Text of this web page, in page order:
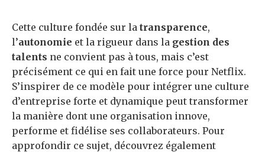
Cette culture fondée sur la transparence,
l’autonomie et la rigueur dans la gestion des
talents ne convient pas à tous, mais c’est
précisément ce qui en fait une force pour Netflix.
S’inspirer de ce modèle pour intégrer une culture
d’entreprise forte et dynamique peut transformer
la manière dont une organisation innove,
performe et fidélise ses collaborateurs. Pour
approfondir ce sujet, découvrez également